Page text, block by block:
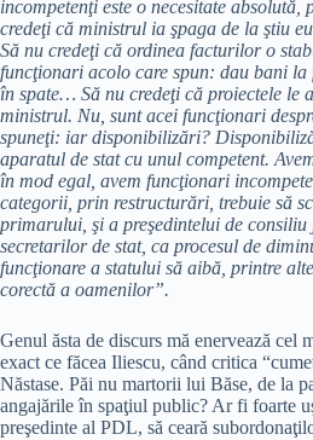
incompetenţi este o necesitate
credeţi că ministrul ia şpaga de la ştiu
Să nu credeţi că ordinea facturilor o
funcţionari acolo care spun: dau bani la
în spate… Să nu credeţi că proiectele le
ministrul. Nu, sunt acei funcţionari
spuneţi: iar disponibilizări?
aparatul de stat cu unul competent.
în mod egal, avem funcţionari
categorii, prin restructurări, trebuie să
primarului, şi a preşedintelui de
secretarilor de stat, ca procesul de
funcţionare a statului să aibă, printre
corectă a oamenilor”.
Genul ăsta de discurs mă enervează cel
exact ce făcea Iliescu, când critica
Năstase. Păi nu martorii lui Băse, de la
angajările în spaţiul public? Ar fi foarte
preşedinte al PDL, să ceară